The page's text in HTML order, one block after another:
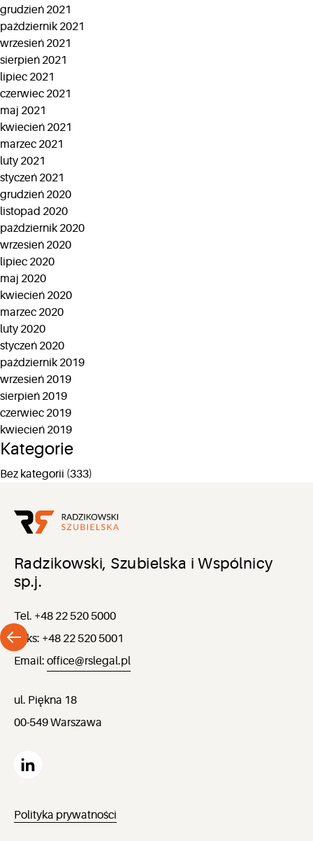
grudzień 2021
październik 2021
wrzesień 2021
sierpień 2021
lipiec 2021
czerwiec 2021
maj 2021
kwiecień 2021
marzec 2021
luty 2021
styczeń 2021
grudzień 2020
listopad 2020
październik 2020
wrzesień 2020
lipiec 2020
maj 2020
kwiecień 2020
marzec 2020
luty 2020
styczeń 2020
październik 2019
wrzesień 2019
sierpień 2019
czerwiec 2019
kwiecień 2019
Kategorie
Bez kategorii (333)
Radzikowski, Szubielska i Wspólnicy
sp.j.
Tel. +48 22 520 5000
Faks: +48 22 520 5001
Email: office@rslegal.pl
ul. Piękna 18
00-549 Warszawa
Polityka prywatności